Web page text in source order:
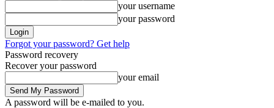
your username
your password
Forgot your password? Get help
Password recovery
Recover your password
your email
A password will be e-mailed to you.